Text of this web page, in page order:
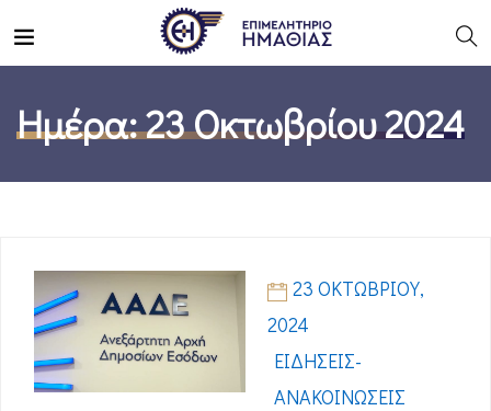
Ημέρα:23 Οκτωβρίου 2024
23 ΟΚΤΩΒΡΊΟΥ,
2024
ΕΙΔΉΣΕΙΣ-
ΑΝΑΚΟΙΝΏΣΕΙΣ